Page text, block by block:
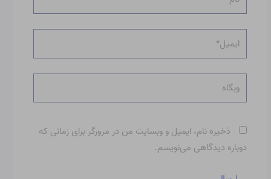
وبگاه
ذخیره نام، ایمیل و وبسایت من در مرورگر برای زمانی که
دوباره دیدگاهی می‌نویسم.